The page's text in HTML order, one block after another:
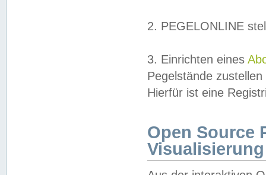
2. PEGELONLINE
3. Einrichten eines
Pegelstände
Hierfür ist eine
Open Source
Visualisierung